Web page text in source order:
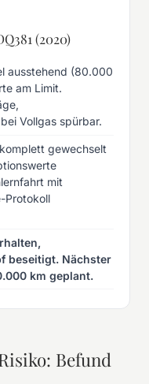
(2020)
ausstehend (80.000
am Limit.
Vollgas spürbar.
gewechselt
mit
Protokoll
beseitigt. Nächster
km geplant.
Befund